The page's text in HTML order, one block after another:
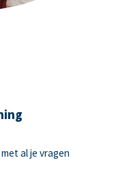
al je vragen